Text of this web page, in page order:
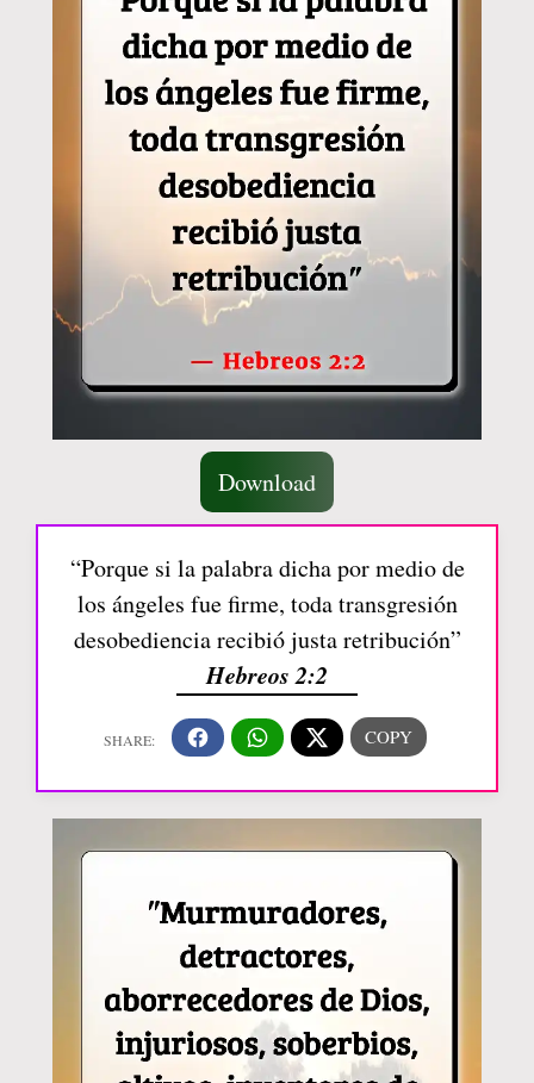
Download
“Porque si la palabra dicha por medio de
los ángeles fue firme, toda transgresión
desobediencia recibió justa retribución”
Hebreos 2:2